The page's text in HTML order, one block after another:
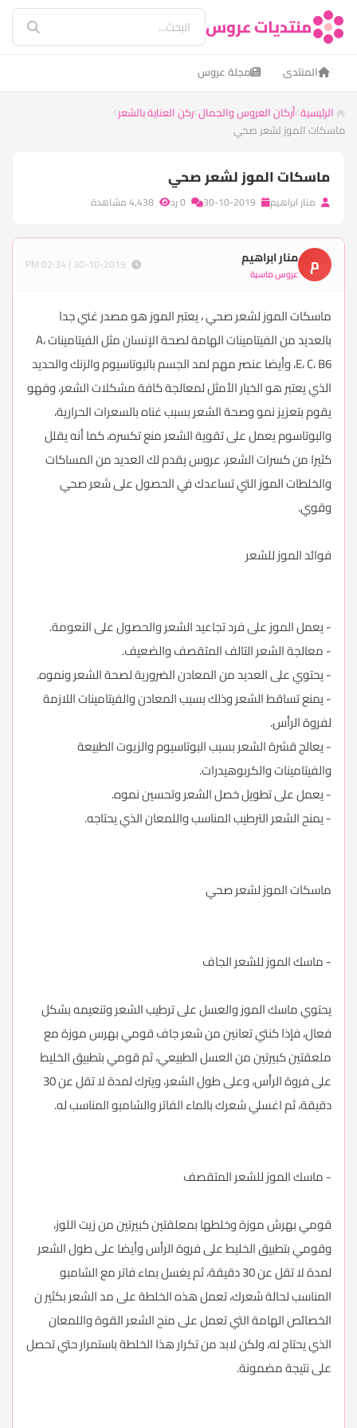
منتديات عروس
المنتدى مجلة عروس
الرئيسية أركان العروس والجمال ركن العناية بالشعر
ماسكات الموز لشعر صحي
ماسكات الموز لشعر صحي
منار ابراهيم
م منار ابراهيم
عروس ماسية
ماسكات الموز لشعر صحي ، يعتبر الموز هو مصدر غني جدا
بالعديد من الفيتامينات الهامة لصحة الإنسان مثل الفيتامينات A،
E، C، B6، وأيضا عنصر مهم لمد الجسم بالبوتاسيوم والزنك والحديد
الذي يعتبر هو الخيار الأمثل لمعالجة كافة مشكلات الشعر، وفهو
يقوم بتعزيز نمو وصحة الشعر بسبب غناه بالسعرات الحرارية،
والبوتاسوم يعمل على تقوية الشعر منع تكسره، كما أنه يقلل
كثيرا من كسرات الشعر، عروس يقدم لك العديد من المساكات
والخلطات الموز التي تساعدك في الحصول على شعر صحي
وقوي.
فوائد الموز للشعر
- يعمل الموز على فرد تجاعيد الشعر والحصول على النعومة.
- معالجة الشعر التالف المتقصف والضعيف.
- يحتوي على العديد من المعادن الضرورية لصحة الشعر ونموه.
- يمنع تساقط الشعر وذلك بسبب المعادن والفيتامينات اللازمة
لفروة الرأس.
- يعالج قشرة الشعر بسبب البوتاسيوم والزيوت الطبيعة
والفيتامينات والكربوهيدرات.
- يعمل على تطويل خصل الشعر وتحسين نموه.
- يمنح الشعر الترطيب المناسب واللمعان الذي يحتاجه.
ماسكات الموز لشعر صحي
- ماسك الموز للشعر الجاف
يحتوي ماسك الموز والعسل على ترطيب الشعر وتنعيمه بشكل
فعال، فإذا كنتي تعانين من شعر جاف قومي بهرس موزة مع
ملعقتين كبيرتين من العسل الطبيعي، ثم قومي بتطبيق الخليط
على فروة الرأس، وعلى طول الشعر، ويترك لمدة لا تقل عن 30
دقيقة، ثم اغسلي شعرك بالماء الفاتر والشامبو المناسب له.
- ماسك الموز للشعر المتقصف
قومي بهرش موزة وخلطها بمعلقتين كبيرتين من زيت اللوز،
وقومي بتطبيق الخليط على فروة الرأس وأيضا على طول الشعر
لمدة لا تقل عن 30 دقيقة، ثم يغسل بماء فاتر مع الشامبو
المناسب لحالة شعرك، تعمل هذه الخلطة على مد الشعر بكثير ن
الخصائص الهامة التي تعمل على منح الشعر القوة واللمعان
الذي يحتاج له، ولكن لابد من تكرار هذا الخلطة باستمرار حتي تحصل
على نتيجة مضمونة.